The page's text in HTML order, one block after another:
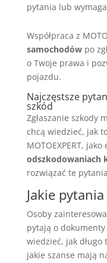
pytania lub
Współpraca z
samochodówpo
o Twoje prawa i
pojazdu.
Najczęstsze
szkód
Zgłaszanie szkody
chcą wiedzieć, jak
MOTOEXPERT,
odszkodowaniach
rozwiązać te
Jakie
Osoby
pytają o
wiedzieć, jak
jakie szanse mają